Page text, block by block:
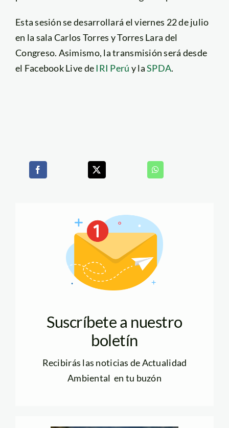
Esta sesión se desarrollará el viernes 22 de julio
en la sala Carlos Torres y Torres Lara del
Congreso. Asimismo, la transmisión será desde
el Facebook Live deIRI Perú y laSPDA.
Suscríbete a nuestro
boletín
Recibirás las noticias de Actualidad
Ambiental en tu buzón